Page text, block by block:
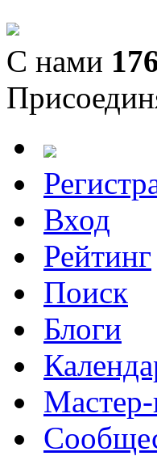
С нами
Вход
Рейтинг
Поиск
Блоги